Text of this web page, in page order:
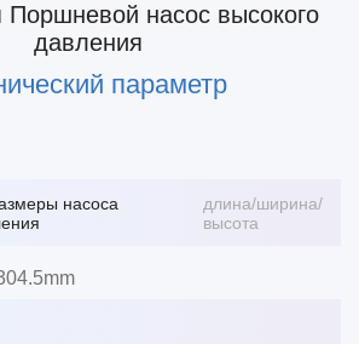
Поршневой насос высокого
давления
параметр
насоса
длина/ширина/
высота